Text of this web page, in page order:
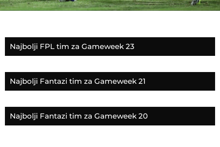
Najbolji FPL tim za Gameweek 23
Najbolji Fantazi tim za Gameweek 21
Najbolji Fantazi tim za Gameweek 20